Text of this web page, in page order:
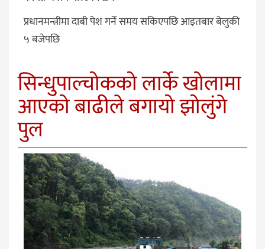
प्रधानमन्त्रीमा दाबी पेश गर्ने समय सकिएपछि आइतबार बेलुकी
५ बजेपछि
सिन्धुपाल्चोकको लार्के खोलामा
आएको बाढीले बगायो झोलुंगे
पुल